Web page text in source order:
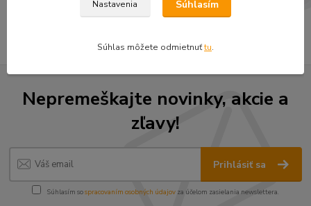
kreatívne lepidlá
Nepremeškajte novinky, akcie a
zľavy!
Prihlásiť sa
Súhlasím sospracovaním osobných údajov za účelom zasielania newslettera.
Nastavenia Súhlasím
Súhlas môžete odmietnuťtu.